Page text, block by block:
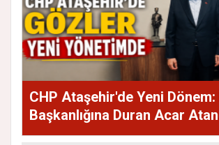
CHP Ataşehir'de Yeni
Başkanlığına Duran Acar